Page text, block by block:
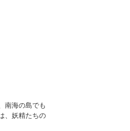
南海の島でも
、妖精たちの